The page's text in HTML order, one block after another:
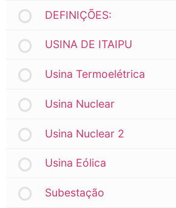
DEFINIÇÕES:
USINA DE ITAIPU
Usina Termoelétrica
Usina Nuclear
Usina Nuclear 2
Usina Eólica
Subestação